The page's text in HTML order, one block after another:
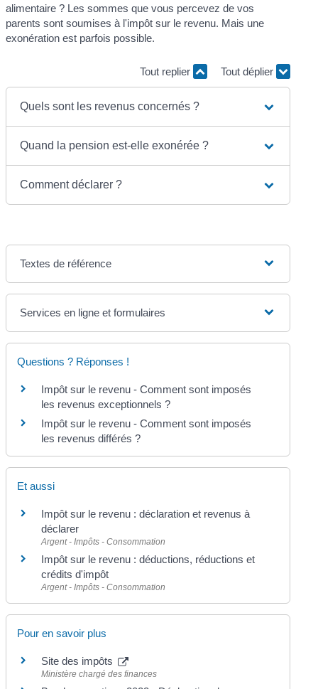
alimentaire ? Les sommes que vous percevez de vos
parents sont soumises à l'impôt sur le revenu. Mais une
exonération est parfois possible.
Tout replier Tout déplier
Quels sont les revenus concernés ?
Quand la pension est-elle exonérée ?
Comment déclarer ?
Textes de référence
Services en ligne et formulaires
Questions ? Réponses !
Impôt sur le revenu - Comment sont imposés
les revenus exceptionnels ?
Impôt sur le revenu - Comment sont imposés
les revenus différés ?
Et aussi
Impôt sur le revenu : déclaration et revenus à
déclarer
Argent - Impôts - Consommation
Impôt sur le revenu : déductions, réductions et
crédits d'impôt
Argent - Impôts - Consommation
Pour en savoir plus
Site des impôts
Ministère chargé des finances